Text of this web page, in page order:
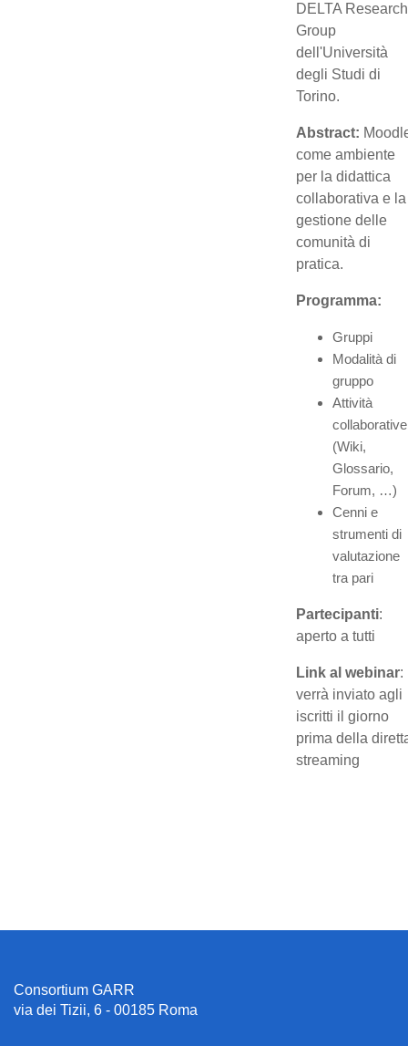
DELTA Research
Group
dell'Università
degli Studi di
Torino.
Abstract:
come ambiente
per la didattica
collaborativa e la
gestione delle
comunità di
pratica.
Programma:
Gruppi
Modalità di
gruppo
Attività
collaborative
(Wiki,
Glossario,
Forum, …)
Cenni e
strumenti di
valutazione
tra pari
Partecipanti:
aperto a tutti
Link al webinar:
verrà inviato agli
iscritti il giorno
prima della
streaming
Consortium GARR
via dei Tizii, 6 - 00185 Roma